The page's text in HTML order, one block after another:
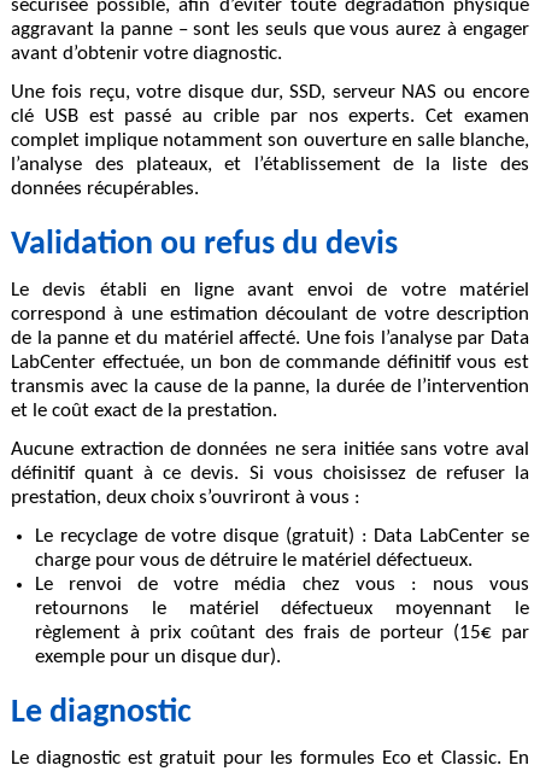
sécurisée possible, afin d’éviter toute dégradation physique
aggravant la panne – sont les seuls que vous aurez à engager
avant d’obtenir votre diagnostic.
Une fois reçu, votre disque dur, SSD, serveur NAS ou encore
clé USB est passé au crible par nos experts. Cet examen
complet implique notamment son ouverture en salle blanche,
l’analyse des plateaux, et l’établissement de la liste des
données récupérables.
Validation ou refus du devis
Le devis établi en ligne avant envoi de votre matériel
correspond à une estimation découlant de votre description
de la panne et du matériel affecté. Une fois l’analyse par Data
LabCenter effectuée, un bon de commande définitif vous est
transmis avec la cause de la panne, la durée de l’intervention
et le coût exact de la prestation.
Aucune extraction de données ne sera initiée sans votre aval
définitif quant à ce devis. Si vous choisissez de refuser la
prestation, deux choix s’ouvriront à vous :
Le recyclage de votre disque (gratuit) : Data LabCenter se
charge pour vous de détruire le matériel défectueux.
Le renvoi de votre média chez vous : nous vous
retournons le matériel défectueux moyennant le
règlement à prix coûtant des frais de porteur (15€ par
exemple pour un disque dur).
Le diagnostic
Le diagnostic est gratuit pour les formules Eco et Classic. En